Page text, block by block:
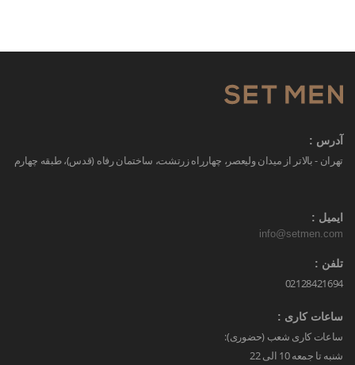
آدرس :
تهران - بالاتر از میدان ولیعصر، چهارراه زرتشت، ساختمان رفاه (قدس)، طبقه چهارم
ایمیل :
info@setmen.com
تلفن :
02128421694
ساعات کاری :
ساعات کاری شعب (حضوری):
شنبه تا جمعه 10 الی 22